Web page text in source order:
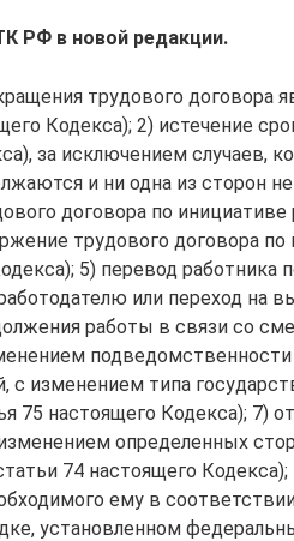
РФ в новой редакции.
трудового договора
Кодекса); 2) истечение
за исключением случаев,
и ни одна из сторон
договора по инициативе
трудового договора по
5) перевод работника
или переход на
работы в связи со
с изменением типа
75 настоящего Кодекса); 7)
определенных
74 настоящего Кодекса);
ему в
установленном